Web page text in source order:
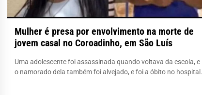
Mulher é presa por envolvimento na morte de
jovem casal no Coroadinho, em São Luís
Uma adolescente foi assassinada quando voltava da escola, e
o namorado dela também foi alvejado, e foi a óbito no hospital.